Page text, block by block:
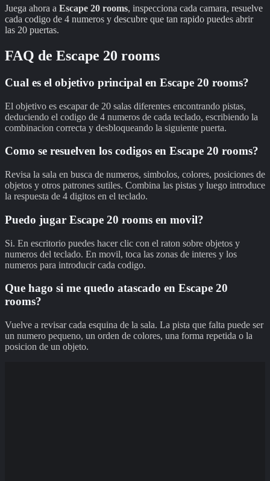
Juega ahora a Escape 20 rooms, inspecciona cada camara, resuelve
cada codigo de 4 numeros y descubre que tan rapido puedes abrir
las 20 puertas.
FAQ de Escape 20 rooms
Cual es el objetivo principal en Escape 20 rooms?
El objetivo es escapar de 20 salas diferentes encontrando pistas,
deduciendo el codigo de 4 numeros de cada teclado, escribiendo la
combinacion correcta y desbloqueando la siguiente puerta.
Como se resuelven los codigos en Escape 20 rooms?
Revisa la sala en busca de numeros, simbolos, colores, posiciones de
objetos y otros patrones sutiles. Combina las pistas y luego introduce
la respuesta de 4 digitos en el teclado.
Puedo jugar Escape 20 rooms en movil?
Si. En escritorio puedes hacer clic con el raton sobre objetos y
numeros del teclado. En movil, toca las zonas de interes y los
numeros para introducir cada codigo.
Que hago si me quedo atascado en Escape 20
rooms?
Vuelve a revisar cada esquina de la sala. La pista que falta puede ser
un numero pequeno, un orden de colores, una forma repetida o la
posicion de un objeto.